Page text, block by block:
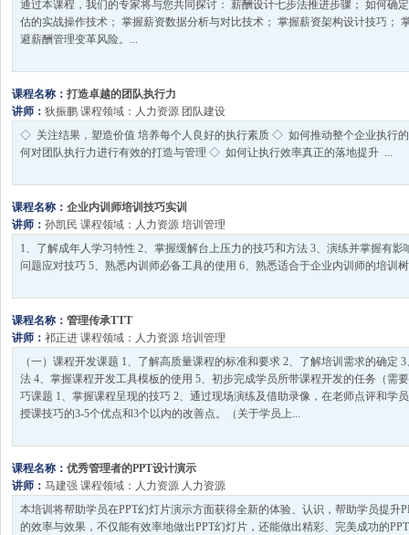
通过本课程，我们的专家将与您共同探讨： 薪酬设计七步法推进步骤； 如何确
估的实战操作技术； 掌握薪资数据分析与对比技术； 掌握薪资架构设计技巧；
避薪酬管理变革风险。...
课程名称： 打造卓越的团队执行力
讲师： 狄振鹏 课程领域： 人力资源 团队建设
◇ 关注结果，塑造价值 培养每个人良好的执行素质 ◇ 如何推动整个企业执
何对团队执行力进行有效的打造与管理 ◇ 如何让执行效率真正的落地提升 ...
课程名称： 企业内训师培训技巧实训
讲师： 孙凯民 课程领域： 人力资源 培训管理
1、了解成年人学习特性 2、掌握缓解台上压力的技巧和方法 3、演练并掌握有
问题应对技巧 5、熟悉内训师必备工具的使用 6、熟悉适合于企业内训师的培训
课程名称： 管理传承TTT
讲师： 祁正进 课程领域： 人力资源 培训管理
（一）课程开发课题 1、了解高质量课程的标准和要求 2、了解培训需求的确定
法 4、掌握课程开发工具模板的使用 5、初步完成学员所带课程开发的任务（需
巧课题 1、掌握课程呈现的技巧 2、通过现场演练及借助录像，在老师点评和学
授课技巧的3-5个优点和3个以内的改善点。（关于学员上...
课程名称： 优秀管理者的PPT设计演示
讲师： 马建强 课程领域： 人力资源 人力资源
本培训将帮助学员在PPT幻灯片演示方面获得全新的体验、认识，帮助学员提升
的效率与效果，不仅能有效率地做出PPT幻灯片，还能做出精彩、完美成功的